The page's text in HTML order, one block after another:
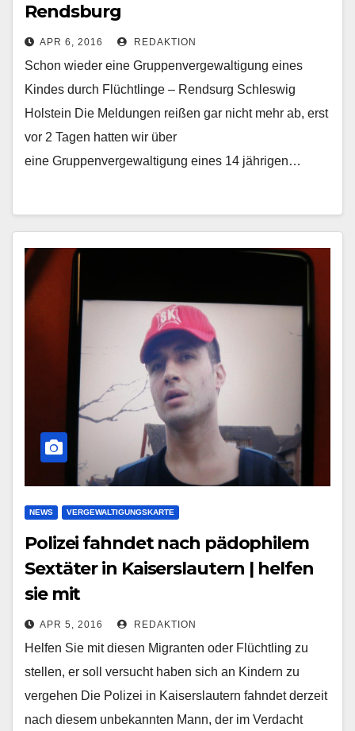
Rendsburg
APR 6, 2016 REDAKTION
Schon wieder eine Gruppenvergewaltigung eines
Kindes durch Flüchtlinge – Rendsurg Schleswig
Holstein Die Meldungen reißen gar nicht mehr ab, erst
vor 2 Tagen hatten wir über
eine Gruppenvergewaltigung eines 14 jährigen…
NEWS VERGEWALTIGUNGSKARTE
Polizei fahndet nach pädophilem
Sextäter in Kaiserslautern | helfen
sie mit
APR 5, 2016 REDAKTION
Helfen Sie mit diesen Migranten oder Flüchtling zu
stellen, er soll versucht haben sich an Kindern zu
vergehen Die Polizei in Kaiserslautern fahndet derzeit
nach diesem unbekannten Mann, der im Verdacht